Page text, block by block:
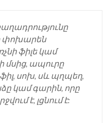
փոխարեն
ֆիլե կամ
մսից, ապուրը
սոխ, սև պղպեղ,
կամ գարին, որը
է, լցնում է: